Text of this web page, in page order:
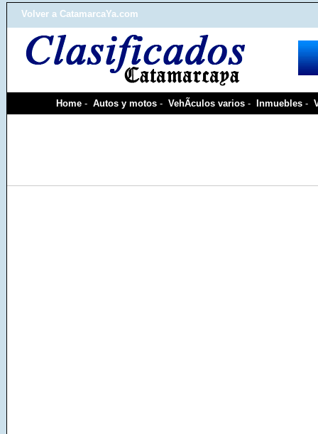
Volver a CatamarcaYa.com
Home - Autos y motos - VehÃ­culos varios - Inmuebles -